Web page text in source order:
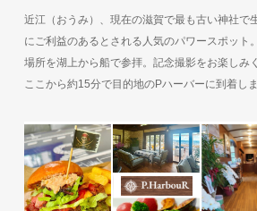
近江（おうみ）、現在の滋賀で最も古い神社で
にご利益のあるとされる人気のパワースポット
場所を湖上から船で参拝。記念撮影をお楽しみ
ここから約15分で目的地のPハーバーに到着しま